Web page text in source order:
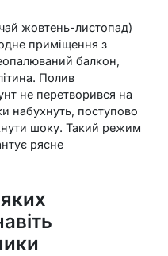
жовтень-листопад)
приміщення з
балкон,
Полив
не перетворився на
набухнуть, поступово
шоку. Такий режим
рясне